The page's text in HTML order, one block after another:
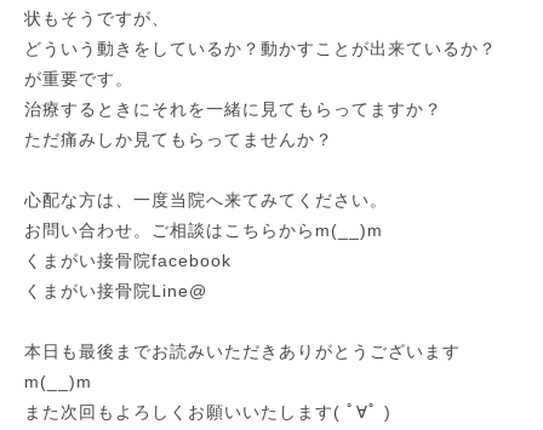
状もそうですが、
どういう動きをしているか？動かすことが出来ているか？
が重要です。
治療するときにそれを一緒に見てもらってますか？
ただ痛みしか見てもらってませんか？
心配な方は、一度当院へ来てみてください。
お問い合わせ。ご相談はこちらからm(__)m
くまがい接骨院facebook
くまがい接骨院Line@
本日も最後までお読みいただきありがとうございます
m(__)m
また次回もよろしくお願いいたします( ﾟ∀ﾟ )